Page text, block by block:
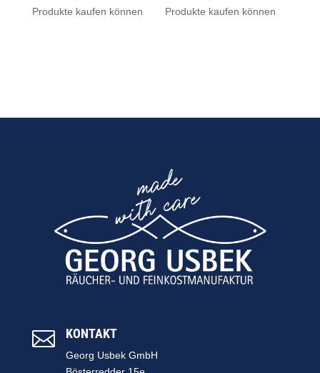
Produkte kaufen können
Produkte kaufen können
 KONTAKT
Georg Usbek GmbH